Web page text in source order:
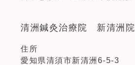
清洲鍼灸治療院 新清洲院
住所
愛知県清須市新清洲6-5-3